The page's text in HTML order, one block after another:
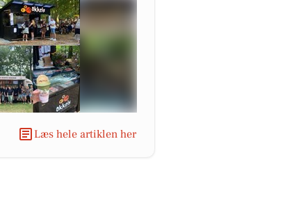
Læs hele artiklen her